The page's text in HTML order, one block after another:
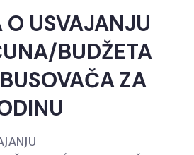
O USVAJANJU
BUDŽETA
ZA